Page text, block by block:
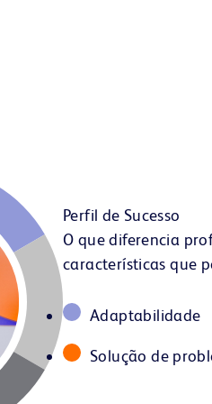
Perfil de Sucesso
O que diferencia
características que
Adaptabilidade
Solução de